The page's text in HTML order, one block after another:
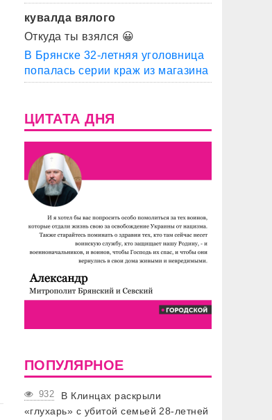
кувалда вялого
Откуда ты взялся 😀
В Брянске 32-летняя уголовница
попалась серии краж из магазина
ЦИТАТА ДНЯ
ПОПУЛЯРНОЕ
932
В Клинцах раскрыли
«глухарь» с убитой семьей 28-летней